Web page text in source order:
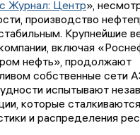
Журнал: Центр»,
производство
Крупнейшие
включая
нефть», продолжают
собственные сети
испытывают
которые
и распределения